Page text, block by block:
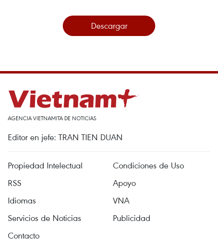
Descargar
AGENCIA VIETNAMITA DE NOTICIAS
Editor en jefe: TRAN TIEN DUAN
Propiedad Intelectual
Condiciones de Uso
RSS
Apoyo
Idiomas
VNA
Servicios de Noticias
Publicidad
Contacto